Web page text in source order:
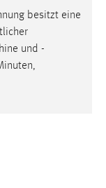
besitzt eine
und -